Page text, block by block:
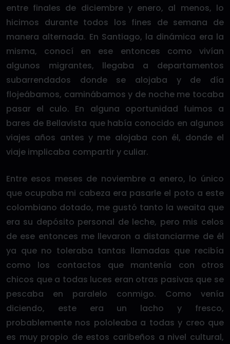
entre finales de diciembre y enero, al menos, lo
hicimos durante todos los fines de semana de
manera alternada. En Santiago, la dinámica era la
misma, conocí en ese entonces como vivían
algunos migrantes, llegaba a departamentos
subarrendados donde se alojaba y de día
flojeábamos, caminábamos y de noche me tocaba
pasar el culo. En alguna oportunidad fuimos a
bares de Bellavista que había conocido en algunos
viajes años antes y me alojaba con él, donde el
viaje implicaba compartir y culiar.
Entre esos meses de noviembre a enero, lo único
que ocupaba mi cabeza era pasarle el poto a este
colombiano dotado, me gustó tanto la weaita que
era su depósito personal de leche, pero mis celos
de ese entonces me llevaron a distanciarme de él
ya que no toleraba tantas llamadas que recibía
como los contactos que mantenía con otros
chicos que a todas luces eran otras pasivas que se
pescaba en paralelo conmigo. Como venía
diciendo, este era un lacho y fresco,
probablemente nos pololeaba a todas y creo que
es muy propio de estos caribeños a nivel cultural,